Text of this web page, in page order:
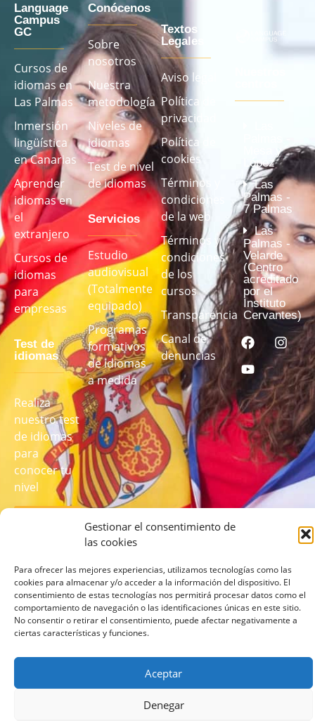
Gestionar el consentimiento de
las cookies
Para ofrecer las mejores experiencias, utilizamos tecnologías como las
cookies para almacenar y/o acceder a la información del dispositivo. El
consentimiento de estas tecnologías nos permitirá procesar datos como el
comportamiento de navegación o las identificaciones únicas en este sitio.
No consentir o retirar el consentimiento, puede afectar negativamente a
ciertas características y funciones.
Aceptar
Denegar
Language
Campus
GC
Cursos de
idiomas en
Las Palmas
Inmersión
lingüística
en Canarias
Aprender
idiomas en
el
extranjero
Cursos de
idiomas
para
empresas
Test de
idiomas
Realiza
nuestro test
de idiomas
para
conocer tu
nivel
Conócenos
Sobre
nosotros
Nuestra
metodología
Niveles de
idiomas
Test de nivel
de idiomas
Servicios
Estudio
audiovisual
(Totalmente
equipado)
Programas
formativos
de idiomas
a medida
Textos
Legales
Aviso legal
Política de
privacidad
Política de
cookies
Términos y
condiciones
de la web
Términos y
condiciones
de los
cursos
Transparencia
Canal de
denuncias
Mesa y
López
Las
Palmas -
7 Palmas
Las
Palmas -
Velarde
(Centro
acreditado
por el
Instituto
Cervantes)